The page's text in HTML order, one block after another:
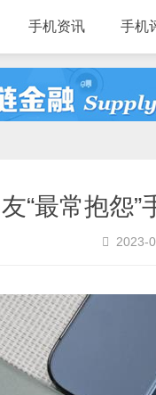
手机资讯 手机
“最常抱怨
2023-